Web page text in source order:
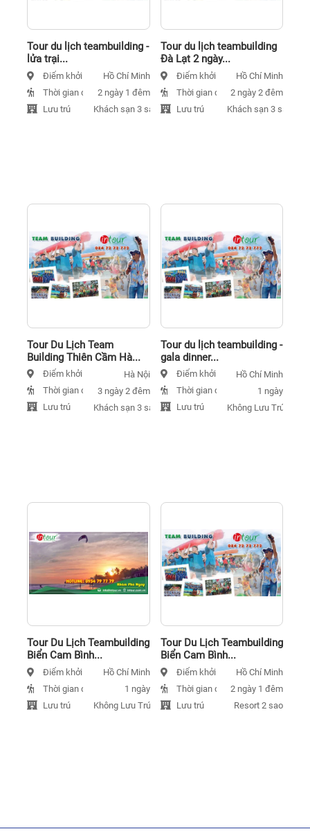
Tour du lịch teambuilding -
lửa trại...
Điểm khởi hành Hồ Chí Minh
Thời gian đi
2 ngày 1 đêm
Lưu trú
Khách sạn 3 sao
Tour du lịch teambuilding
Đà Lạt 2 ngày...
Điểm khởi hànhHồ Chí Minh
Thời gian đi
2 ngày 2 đêm
Lưu trú
Khách sạn 3 sao
Tour Du Lịch Team
Building Thiên Cầm Hà...
Điểm khởi hành
Hà Nội
Thời gian đi
3 ngày 2 đêm
Lưu trú
Khách sạn 3 sao
Tour du lịch teambuilding -
gala dinner...
Điểm khởi hànhHồ Chí Minh
Thời gian đi
1 ngày
Lưu trú
Không Lưu Trú
Tour Du Lịch Teambuilding
Biển Cam Bình...
Điểm khởi hành Hồ Chí Minh
Thời gian đi
1 ngày
Lưu trú
Không Lưu Trú
Tour Du Lịch Teambuilding
Biển Cam Bình...
Điểm khởi hànhHồ Chí Minh
Thời gian đi
2 ngày 1 đêm
Lưu trú
Resort 2 sao